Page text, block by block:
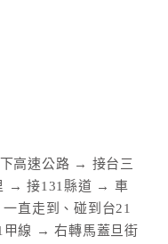
高速公路 → 接台三
→ 接131縣道 → 車
直走到、碰到台21
線 → 右轉馬蓋旦街